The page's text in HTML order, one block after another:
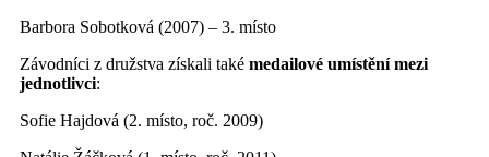
Barbora Sobotková (2007) – 3. místo
Závodníci z družstva získali také medailové umístění mezi
jednotlivci:
Sofie Hajdová (2. místo, roč. 2009)